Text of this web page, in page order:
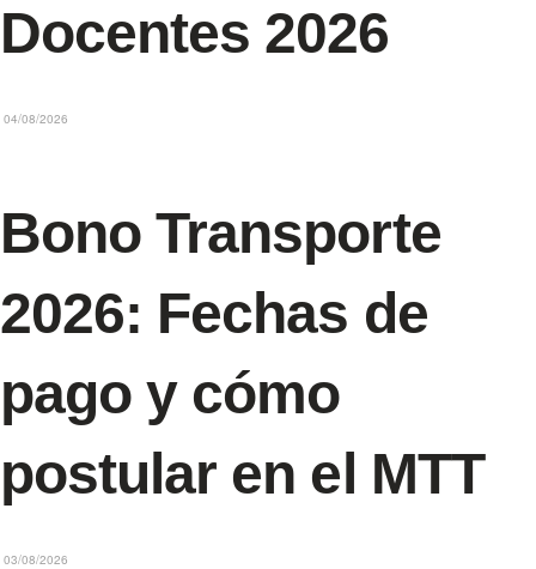
Docentes 2026
04/08/2026
Bono Transporte
2026: Fechas de
pago y cómo
postular en el MTT
03/08/2026